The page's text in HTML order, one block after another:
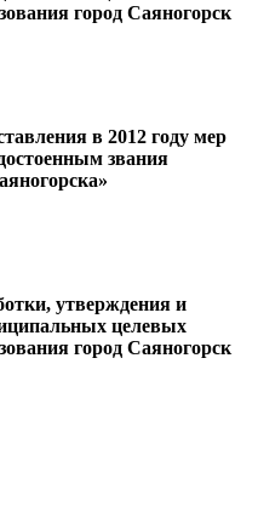
город Саяногорск
в 2012 году мер
звания
утверждения и
целевых
город Саяногорск